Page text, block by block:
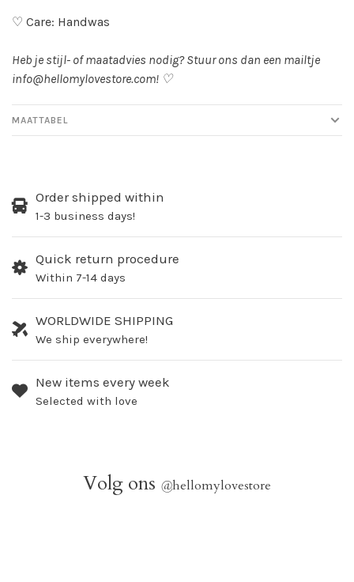
♡ Care: Handwas
Heb je stijl- of maatadvies nodig? Stuur ons dan een mailtje
info@hellomylovestore.com! ♡
MAATTABEL
Order shipped within
1-3 business days!
Quick return procedure
Within 7-14 days
WORLDWIDE SHIPPING
We ship everywhere!
New items every week
Selected with love
Volg ons @hellomylovestore